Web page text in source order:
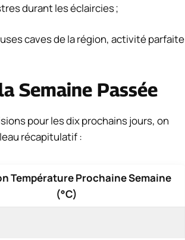
durant les éclaircies ;
caves de la région, activité parfaite
Semaine Passée
pour les dix prochains jours, on
récapitulatif :
Température Prochaine Semaine
(°C)